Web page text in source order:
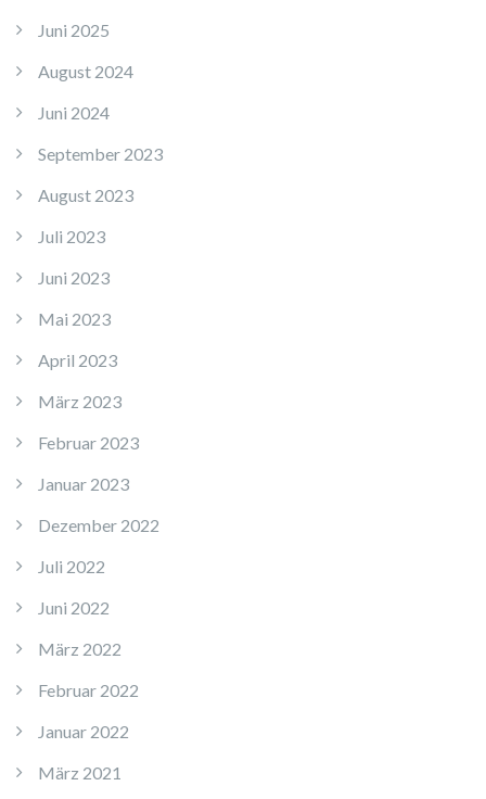
Juni 2025
August 2024
Juni 2024
September 2023
August 2023
Juli 2023
Juni 2023
Mai 2023
April 2023
März 2023
Februar 2023
Januar 2023
Dezember 2022
Juli 2022
Juni 2022
März 2022
Februar 2022
Januar 2022
März 2021